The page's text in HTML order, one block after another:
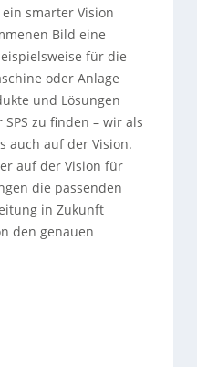
smarter Vision
Bild eine
für die
oder Anlage
und Lösungen
zu finden – wir als
auch auf der Vision.
auf der Vision für
die passenden
in Zukunft
den genauen